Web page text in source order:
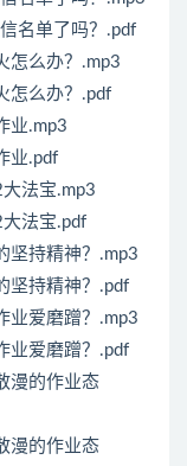
名单了吗？.pdf
怎么办？.mp3
怎么办？.pdf
业.mp3
业.pdf
法宝.mp3
法宝.pdf
坚持精神？.mp3
坚持精神？.pdf
业爱磨蹭？.mp3
业爱磨蹭？.pdf
漫的作业态
漫的作业态